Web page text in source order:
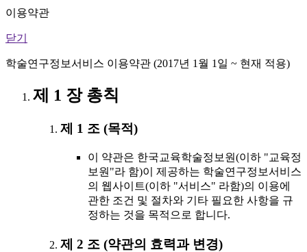
이용약관
닫기
학술연구정보서비스 이용약관 (2017년 1월 1일 ~ 현재 적용)
제 1 장 총칙
제 1 조 (목적)
이 약관은 한국교육학술정보원(이하 "교육정
보원"라 함)이 제공하는 학술연구정보서비스
의 웹사이트(이하 "서비스" 라함)의 이용에
관한 조건 및 절차와 기타 필요한 사항을 규
정하는 것을 목적으로 합니다.
제 2 조 (약관의 효력과 변경)